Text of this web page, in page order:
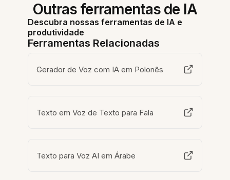
Outras ferramentas de IA
Descubra nossas ferramentas de IA e
produtividade
Ferramentas Relacionadas
Gerador de Voz com IA em Polonês
Texto em Voz de Texto para Fala
Texto para Voz AI em Árabe